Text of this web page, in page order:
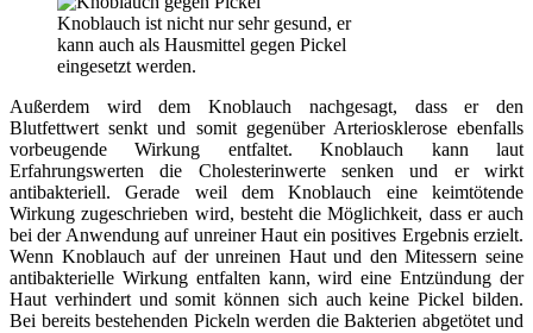
Knoblauch ist nicht nur sehr gesund, er
kann auch als Hausmittel gegen Pickel
eingesetzt werden.
Außerdem wird dem Knoblauch nachgesagt, dass er den
Blutfettwert senkt und somit gegenüber Arteriosklerose ebenfalls
vorbeugende Wirkung entfaltet. Knoblauch kann laut
Erfahrungswerten die Cholesterinwerte senken und er wirkt
antibakteriell. Gerade weil dem Knoblauch eine keimtötende
Wirkung zugeschrieben wird, besteht die Möglichkeit, dass er auch
bei der Anwendung auf unreiner Haut ein positives Ergebnis erzielt.
Wenn Knoblauch auf der unreinen Haut und den Mitessern seine
antibakterielle Wirkung entfalten kann, wird eine Entzündung der
Haut verhindert und somit können sich auch keine Pickel bilden.
Bei bereits bestehenden Pickeln werden die Bakterien abgetötet und